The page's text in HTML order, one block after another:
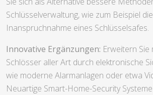
Schlüsselverwaltung, wie zum Beispiel die
Inanspruchnahme eines Schlüsselsafes.
Innovative Ergänzungen: Erweitern Sie
Schlösser aller Art durch elektronische
wie moderne Alarmanlagen oder etwa
Neuartige Smart-Home-Security